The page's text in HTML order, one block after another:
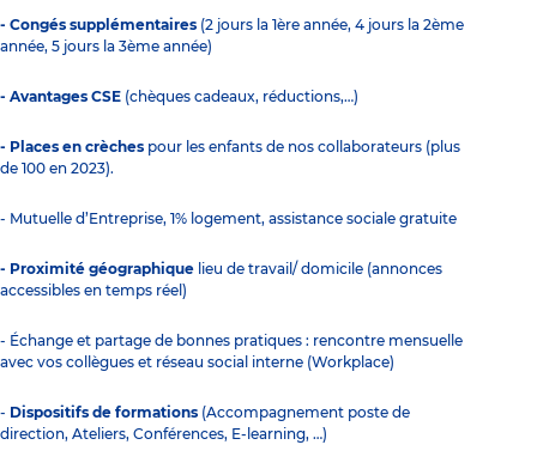
- Congés supplémentaires (2 jours la 1ère année, 4 jours la 2ème
année, 5 jours la 3ème année)
- Avantages CSE (chèques cadeaux, réductions,…)
- Places en crèches pour les enfants de nos collaborateurs (plus
de 100 en 2023).
- Mutuelle d’Entreprise, 1% logement, assistance sociale gratuite
- Proximité géographique lieu de travail/ domicile (annonces
accessibles en temps réel)
- Échange et partage de bonnes pratiques : rencontre mensuelle
avec vos collègues et réseau social interne (Workplace)
- Dispositifs de formations (Accompagnement poste de
direction, Ateliers, Conférences, E-learning, …)